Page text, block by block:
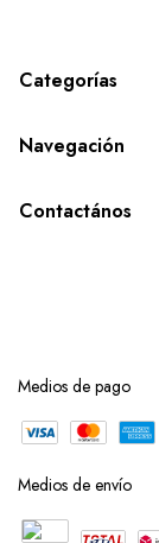
Categorías
Navegación
Contactános
Medios de pago
Medios de envío